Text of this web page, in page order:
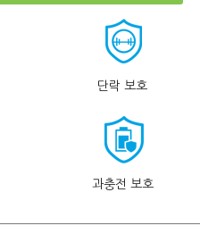
단락 보호
과충전 보호